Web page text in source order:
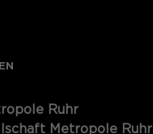
Ruhr
Metropole Ruhr